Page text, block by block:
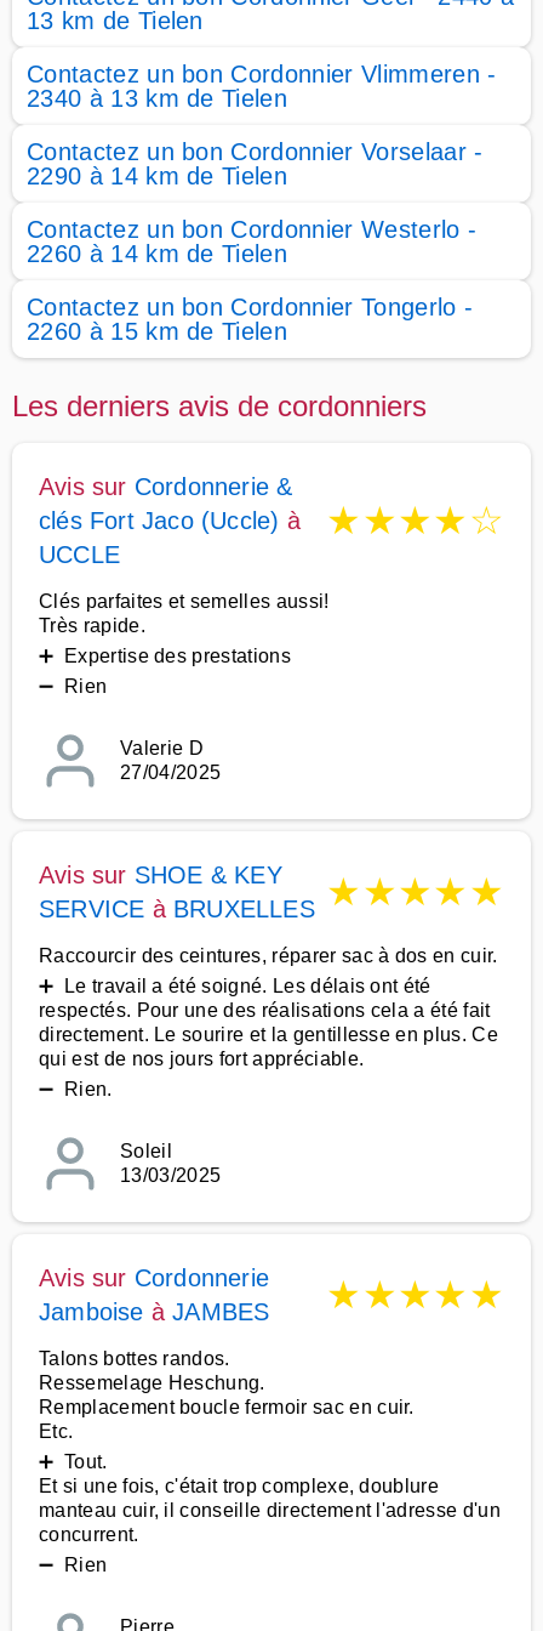
13 km de Tielen
Contactez un bon Cordonnier Vlimmeren -
2340 à 13 km de Tielen
Contactez un bon Cordonnier Vorselaar -
2290 à 14 km de Tielen
Contactez un bon Cordonnier Westerlo -
2260 à 14 km de Tielen
Contactez un bon Cordonnier Tongerlo -
2260 à 15 km de Tielen
Les derniers avis de cordonniers
Avis sur Cordonnerie &
clés Fort Jaco (Uccle) à
UCCLE
★★★★☆
Clés parfaites et semelles aussi!
Très rapide.
➕ Expertise des prestations
➖ Rien
Valerie D
27/04/2025
Avis sur SHOE & KEY
SERVICE à BRUXELLES ★★★★★
Raccourcir des ceintures, réparer sac à dos en cuir.
➕ Le travail a été soigné. Les délais ont été
respectés. Pour une des réalisations cela a été fait
directement. Le sourire et la gentillesse en plus. Ce
qui est de nos jours fort appréciable.
➖ Rien.
Soleil
13/03/2025
Avis sur Cordonnerie
Jamboise àJAMBES ★★★★★
Talons bottes randos.
Ressemelage Heschung.
Remplacement boucle fermoir sac en cuir.
Etc.
➕ Tout.
Et si une fois, c'était trop complexe, doublure
manteau cuir, il conseille directement l'adresse d'un
concurrent.
➖ Rien
Pierre